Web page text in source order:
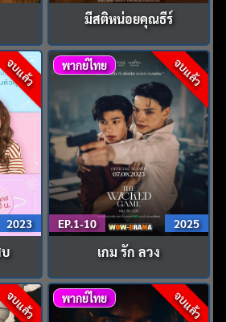
มีสติหน่อยคุณธีร์
จบแล้ว
2023
จบแล้ว
พากย์ไทย
EP.1-10 2025
เกม รัก ลวง
จบแล้ว จบแล้ว
พากย์ไทย